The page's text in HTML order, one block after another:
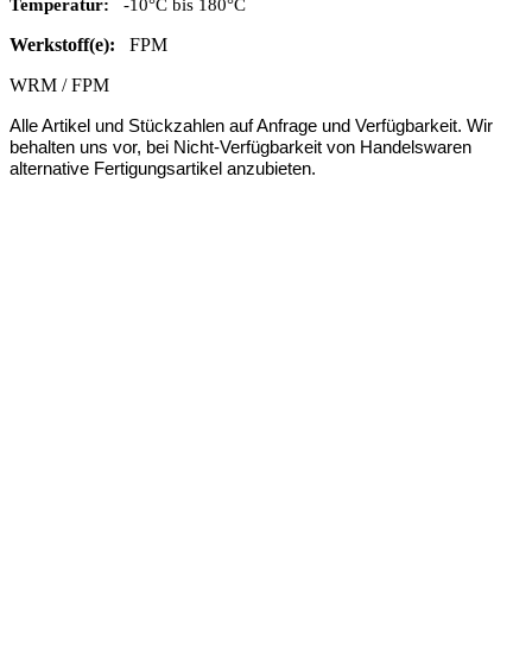
Temperatur: -10°C bis 180°C
Werkstoff(e): FPM
WRM / FPM
Alle Artikel und Stückzahlen auf Anfrage und Verfügbarkeit. Wir
behalten uns vor, bei Nicht-Verfügbarkeit von Handelswaren
alternative Fertigungsartikel anzubieten.